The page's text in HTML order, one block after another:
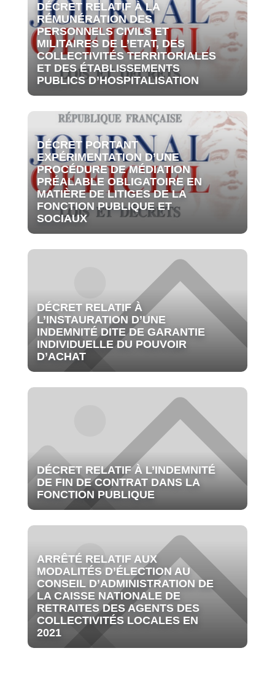
DÉCRET RELATIF À LA
RÉMUNÉRATION DES
PERSONNELS CIVILS ET
MILITAIRES DE L’ETAT, DES
COLLECTIVITÉS TERRITORIALES
ET DES ÉTABLISSEMENTS
PUBLICS D’HOSPITALISATION
DÉCRET PORTANT
EXPÉRIMENTATION D’UNE
PROCÉDURE DE MÉDIATION
PRÉALABLE OBLIGATOIRE EN
MATIÈRE DE LITIGES DE LA
FONCTION PUBLIQUE ET
SOCIAUX
DÉCRET RELATIF À
L’INSTAURATION D’UNE
INDEMNITÉ DITE DE GARANTIE
INDIVIDUELLE DU POUVOIR
D’ACHAT
DÉCRET RELATIF À L’INDEMNITÉ
DE FIN DE CONTRAT DANS LA
FONCTION PUBLIQUE
ARRÊTÉ RELATIF AUX
MODALITÉS D’ÉLECTION AU
CONSEIL D’ADMINISTRATION DE
LA CAISSE NATIONALE DE
RETRAITES DES AGENTS DES
COLLECTIVITÉS LOCALES EN
2021